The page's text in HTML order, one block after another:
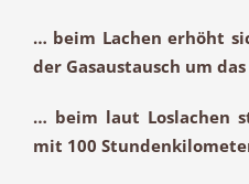
… beim Lachen erhöht
der Gasaustausch um
… beim laut Loslachen
mit 100